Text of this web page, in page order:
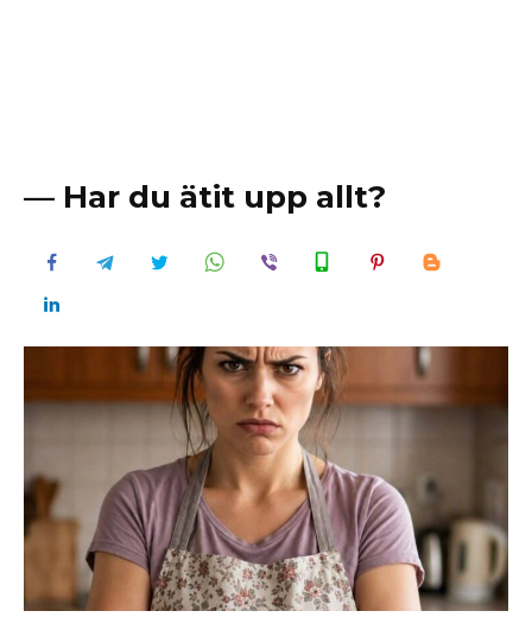
— Har du ätit upp allt?